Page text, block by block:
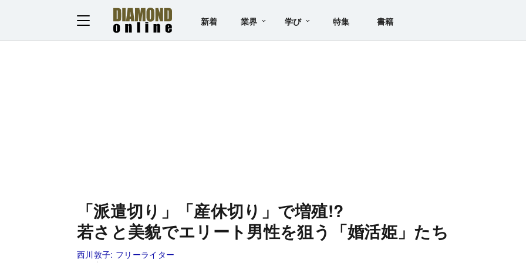
新着 業界 学び 特集 書籍
「派遣切り」「産休切り」で増殖!?
若さと美貌でエリート男性を狙う「婚活姫」たち
西川敦子: フリーライター